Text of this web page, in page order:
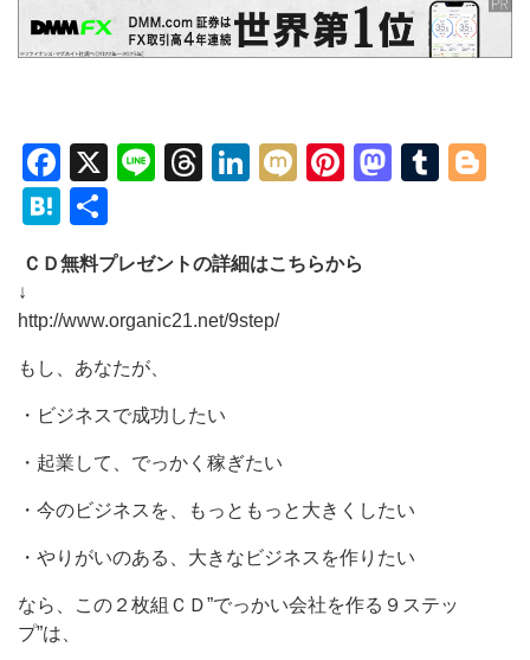
Facebook
X LineThreads
LinkedIn
MixiPinterest
Hatena
有
ＣＤ無料プレゼントの詳細はこちらから
↓
http://www.organic21.net/9step/
もし、あなたが、
・ビジネスで成功したい
・起業して、でっかく稼ぎたい
・今のビジネスを、もっともっと大きくしたい
・やりがいのある、大きなビジネスを作りたい
なら、この２枚組ＣＤ”でっかい会社を作る９ステッ
プ”は、